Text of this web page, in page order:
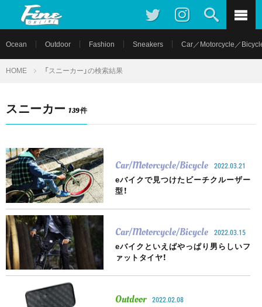
Ocean Outdoor Fashion Sneakers Car／Motorcycle／
HOME 「スニーカー」の検索結果
スニーカー 139件
Car/Motorcycle/Bicycle 2022.03.21
eバイクで見つけたビーチクルーザー
型！
Car/Motorcycle/Bicycle 2022.03.15
eバイクといえばやっぱり男らしいフ
ァットタイヤ！
Outdoor 2022.02.08